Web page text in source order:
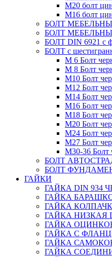
М20 болт
М16 болт
БОЛТ
БОЛТ
БОЛТ DIN 6921 c
БОЛТ с
М 6 Болт
М 8 Болт
М10 Болт
М12 Болт
М14 Болт
М16 Болт
М18 Болт
М20 Болт
М24 Болт
М27 Болт
М30-36 Болт
БОЛТ
БОЛТ
ГАЙКИ
ГАЙКА DIN 934
ГАЙКА
ГАЙКА
ГАЙКА НИЗКАЯ
ГАЙКА
ГАЙКА С
ГАЙКА
ГАЙКА